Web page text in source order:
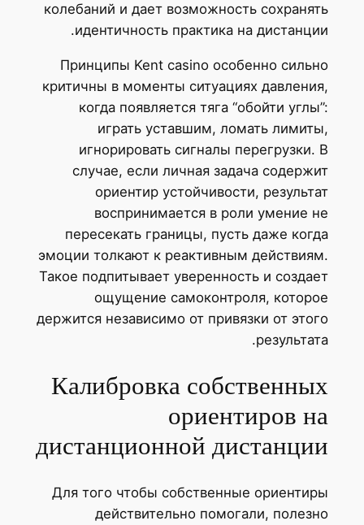
колебаний и дает возможность сохранять
идентичность практика на дистанции.
Принципы Kent casino особенно сильно
критичны в моменты ситуациях давления,
когда появляется тяга “обойти углы”:
играть уставшим, ломать лимиты,
игнорировать сигналы перегрузки. В
случае, если личная задача содержит
ориентир устойчивости, результат
воспринимается в роли умение не
пересекать границы, пусть даже когда
эмоции толкают к реактивным действиям.
Такое подпитывает уверенность и создает
ощущение самоконтроля, которое
держится независимо от привязки от этого
результата.
Калибровка собственных
ориентиров на
дистанционной дистанции
Для того чтобы собственные ориентиры
действительно помогали, полезно